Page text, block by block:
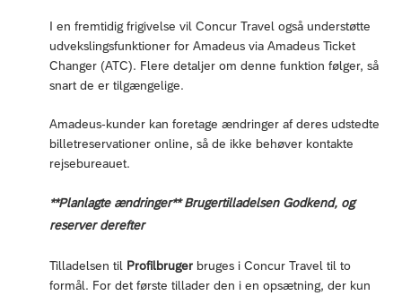
I en fremtidig frigivelse vil Concur Travel også understøtte
udvekslingsfunktioner for Amadeus via Amadeus Ticket
Changer (ATC). Flere detaljer om denne funktion følger, så
snart de er tilgængelige.
Amadeus-kunder kan foretage ændringer af deres udstedte
billetreservationer online, så de ikke behøver kontakte
rejsebureauet.
**Planlagte ændringer** Brugertilladelsen Godkend, og
reserver derefter
Tilladelsen til Profilbruger bruges i Concur Travel til to
formål. For det første tillader den i en opsætning, der kun